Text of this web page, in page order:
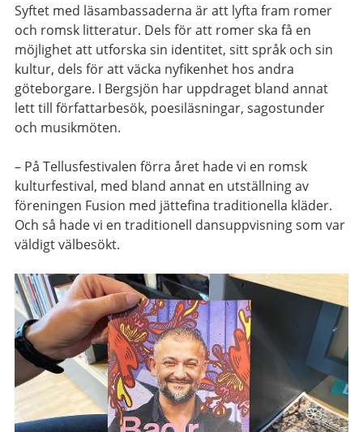
Syftet med läsambassaderna är att lyfta fram romer
och romsk litteratur. Dels för att romer ska få en
möjlighet att utforska sin identitet, sitt språk och sin
kultur, dels för att väcka nyfikenhet hos andra
göteborgare. I Bergsjön har uppdraget bland annat
lett till författarbesök, poesiläsningar, sagostunder
och musikmöten.
– På Tellusfestivalen förra året hade vi en romsk
kulturfestival, med bland annat en utställning av
föreningen Fusion med jättefina traditionella kläder.
Och så hade vi en traditionell dansuppvisning som var
väldigt välbesökt.